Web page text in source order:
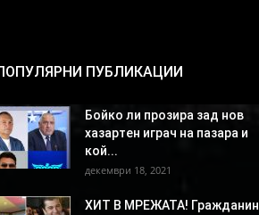
ПУБЛИКАЦИИ
Бойко ли прозира зад нов
хазартен играч на пазара и
кой...
декември 18, 2021
ХИТ В МРЕЖАТА! Гражданин